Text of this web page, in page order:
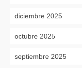
diciembre 2025
octubre 2025
septiembre 2025